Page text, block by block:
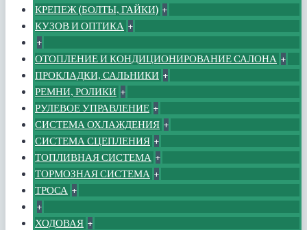
КРЕПЕЖ (БОЛТЫ, ГАЙКИ) +
КУЗОВ И ОПТИКА +
+
ОТОПЛЕНИЕ И КОНДИЦИОНИРОВАНИЕ САЛОНА +
ПРОКЛАДКИ, САЛЬНИКИ +
РЕМНИ, РОЛИКИ +
РУЛЕВОЕ УПРАВЛЕНИЕ +
СИСТЕМА ОХЛАЖДЕНИЯ +
СИСТЕМА СЦЕПЛЕНИЯ +
ТОПЛИВНАЯ СИСТЕМА +
ТОРМОЗНАЯ СИСТЕМА +
ТРОСА +
+
ХОДОВАЯ +